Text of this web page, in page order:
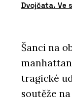
Dvojčata. Ve
Šanci na
tragické
soutěže